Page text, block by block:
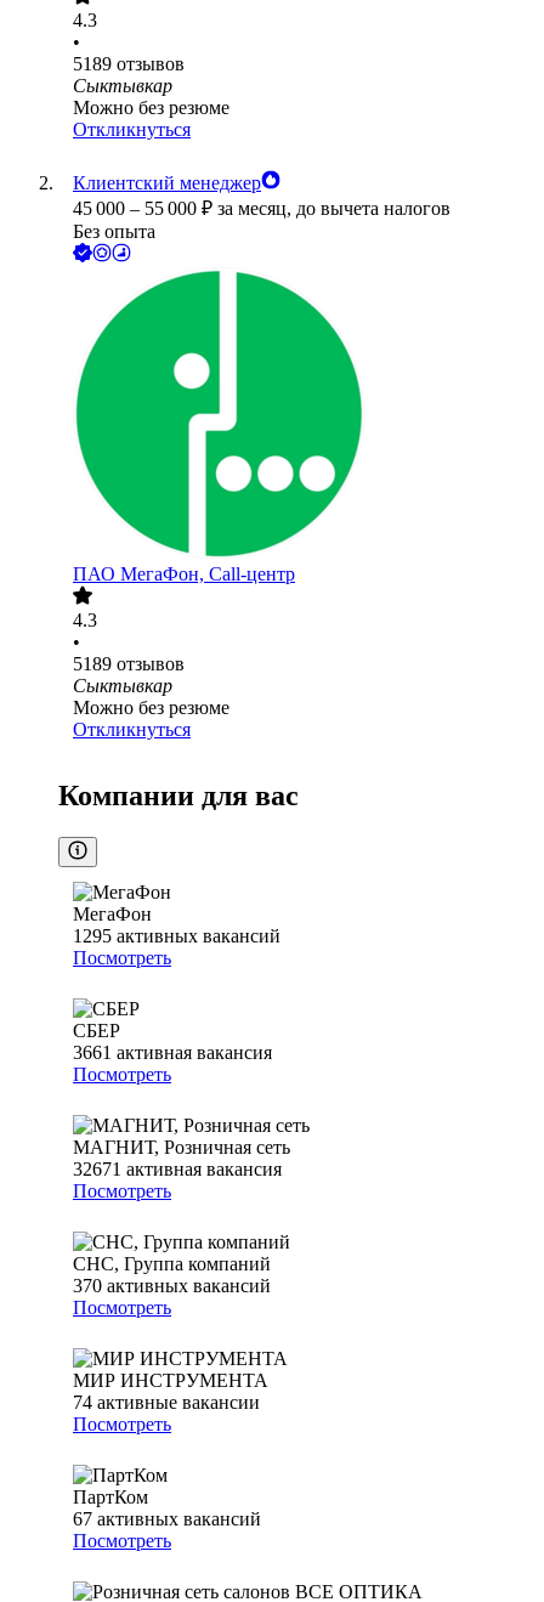
4.3
•
5189 отзывов
Сыктывкар
Можно без резюме
Откликнуться
Клиентский менеджер
45 000 – 55 000 ₽ за месяц, до вычета налогов
Без опыта
ПАО МегаФон, Call-центр
4.3
•
5189 отзывов
Сыктывкар
Можно без резюме
Откликнуться
Компании для вас
МегаФон
1295 активных вакансий
Посмотреть
СБЕР
3661 активная вакансия
Посмотреть
МАГНИТ, Розничная сеть
32671 активная вакансия
Посмотреть
СНС, Группа компаний
370 активных вакансий
Посмотреть
МИР ИНСТРУМЕНТА
74 активные вакансии
Посмотреть
ПартКом
67 активных вакансий
Посмотреть